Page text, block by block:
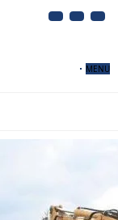
MENU